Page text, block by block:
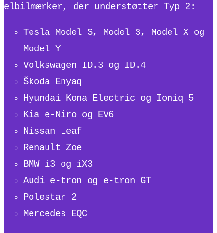
elbilmærker, der understøtter Typ 2:
Tesla Model S, Model 3, Model X og
Model Y
Volkswagen ID.3 og ID.4
Škoda Enyaq
Hyundai Kona Electric og Ioniq 5
Kia e-Niro og EV6
Nissan Leaf
Renault Zoe
BMW i3 og iX3
Audi e-tron og e-tron GT
Polestar 2
Mercedes EQC